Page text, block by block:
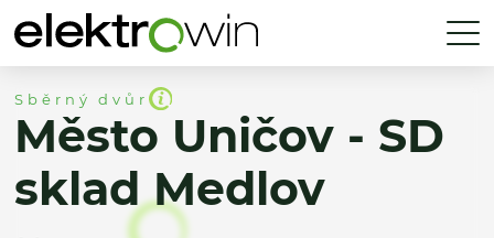
Sběrný dvůr
Město Uničov - SD
sklad Medlov